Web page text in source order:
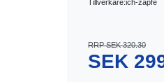
Tillverkare:ich-zapfe
RRP SEK 320.30
SEK